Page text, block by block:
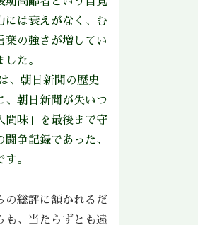
には衰えがなく、む
葉の強さが増してい
た。
、朝日新聞の歴史
、朝日新聞が失いつ
間味」を最後まで守
闘争記録であった、
。
の総評に頷かれるだ
、当たらずとも遠